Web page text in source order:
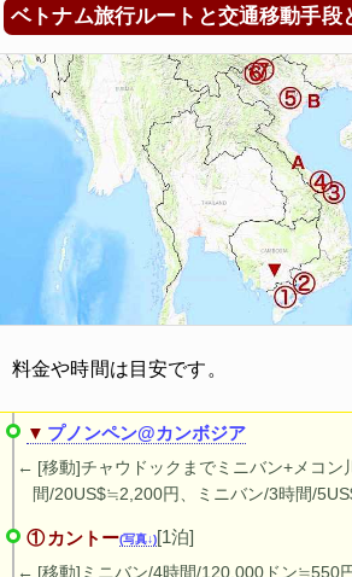
ベトナム旅行ルートと交通移動手段
料金や時間は目安です。
プノンペン@カンボジア
[移動]チャウドックまでミニバン+メコン
間/20US$≒2,200円、ミニバン/3時間/
カントー(写真↓)[1泊]
[移動]ミニバン/4時間/120,000ドン≒550